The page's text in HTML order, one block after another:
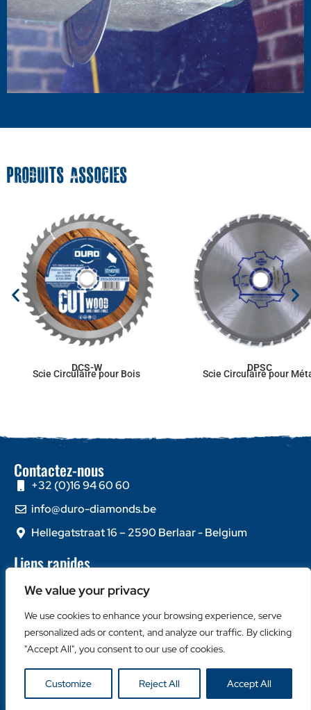
We value your privacy
We use cookies to enhance your browsing experience, serve
personalized ads or content, and analyze our traffic. By clicking
"Accept All", you consent to our use of cookies.
Customize Reject All Accept All
PRODUITS ASSOCIES
DCS-W
Scie Circulaire pour Bois
DPSC
Scie Circulaire pour
Contactez-nous
+32 (0)16 94 60 60
info@duro-diamonds.be
Hellegatstraat 16 – 2590 Berlaar - Belgium
Liens rapides
À propos de nous
Contactez-nous
Catégories populaires
Disques Diamantés
Couronnes Diamantées